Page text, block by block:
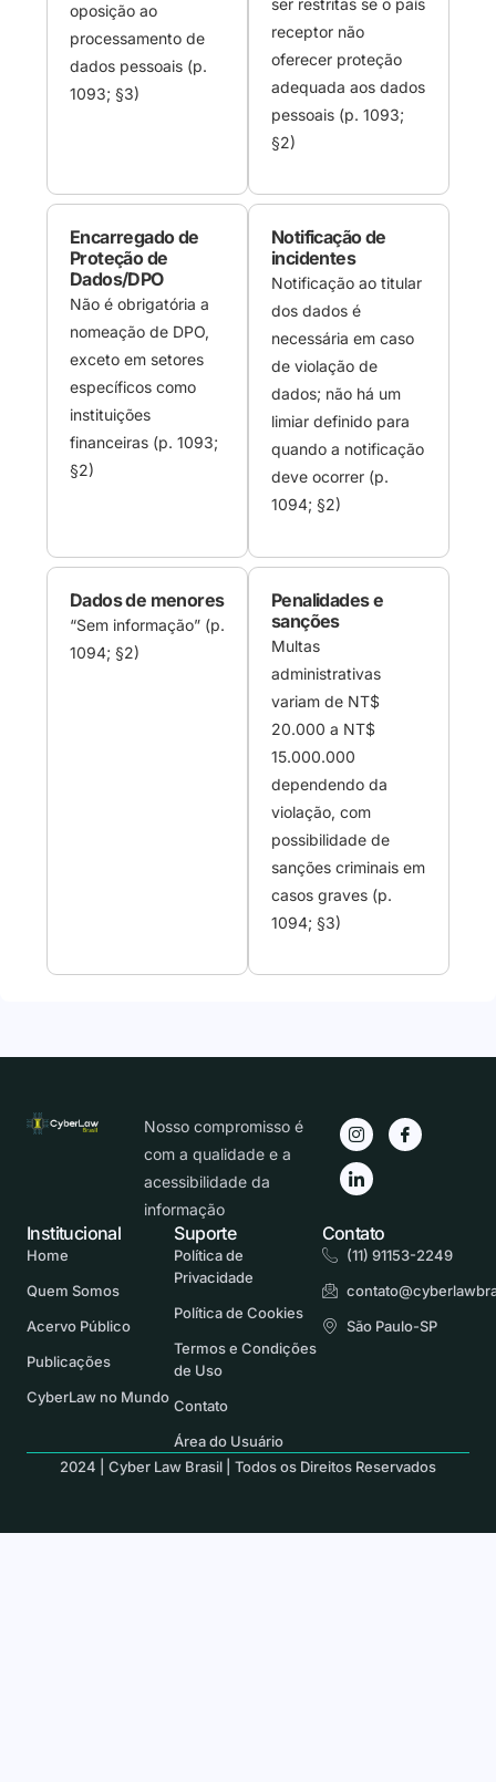
oposição ao
processamento de
dados pessoais (p.
1093; §3)
ser restritas se o país
receptor não
oferecer proteção
adequada aos dados
pessoais (p. 1093;
§2)
Encarregado de
Proteção de
Dados/DPO
Não é obrigatória a
nomeação de DPO,
exceto em setores
específicos como
instituições
financeiras (p. 1093;
§2)
Notificação de
incidentes
Notificação ao titular
dos dados é
necessária em caso
de violação de
dados; não há um
limiar definido para
quando a notificação
deve ocorrer (p.
1094; §2)
Dados de menores
“Sem informação” (p.
1094; §2)
Penalidades e
sanções
Multas
administrativas
variam de NT$
20.000 a NT$
15.000.000
dependendo da
violação, com
possibilidade de
sanções criminais em
casos graves (p.
1094; §3)
Nosso compromisso é
com a qualidade e a
acessibilidade da
informação
Suporte
Política de
Privacidade
Política de Cookies
Termos e Condições
de Uso
Contato
Área do Usuário
Contato
(11) 91153-2249
São Paulo-SP
Institucional
Home
Quem Somos
Acervo Público
Publicações
CyberLaw no Mundo
2024 | Cyber Law Brasil | Todos os Direitos Reservados